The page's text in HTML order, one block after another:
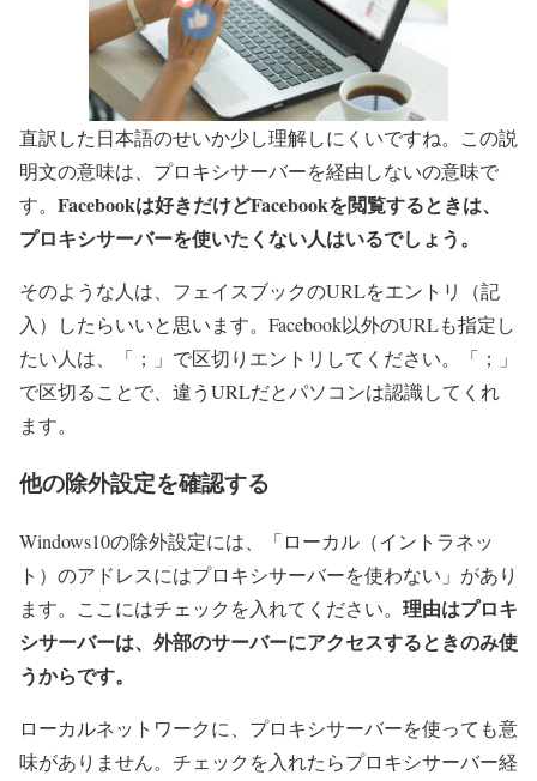
直訳した日本語のせいか少し理解しにくいですね。この説
明文の意味は、プロキシサーバーを経由しないの意味で
す。 Facebookは好きだけどFacebookを閲覧するときは、
プロキシサーバーを使いたくない人はいるでしょう。
そのような人は、フェイスブックのURLをエントリ（記
入）したらいいと思います。Facebook以外のURLも指定し
たい人は、「；」で区切りエントリしてください。「；」
で区切ることで、違うURLだとパソコンは認識してくれ
ます。
他の除外設定を確認する
Windows10の除外設定には、「ローカル（イントラネッ
ト）のアドレスにはプロキシサーバーを使わない」があり
ます。ここにはチェックを入れてください。 理由はプロキ
シサーバーは、外部のサーバーにアクセスするときのみ使
うからです。
ローカルネットワークに、プロキシサーバーを使っても意
味がありません。チェックを入れたらプロキシサーバー経